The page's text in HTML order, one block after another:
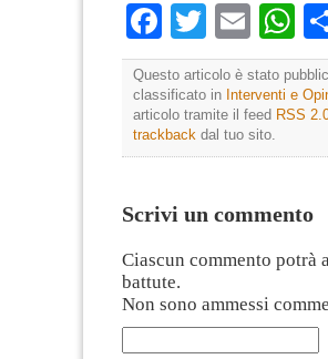
Facebook
Twitter
Questo articolo è stato
classificato in Interventi e
articolo tramite il feed RSS
trackback dal tuo sito.
Scrivi un commento
Ciascun commento potrà
battute.
Non sono ammessi